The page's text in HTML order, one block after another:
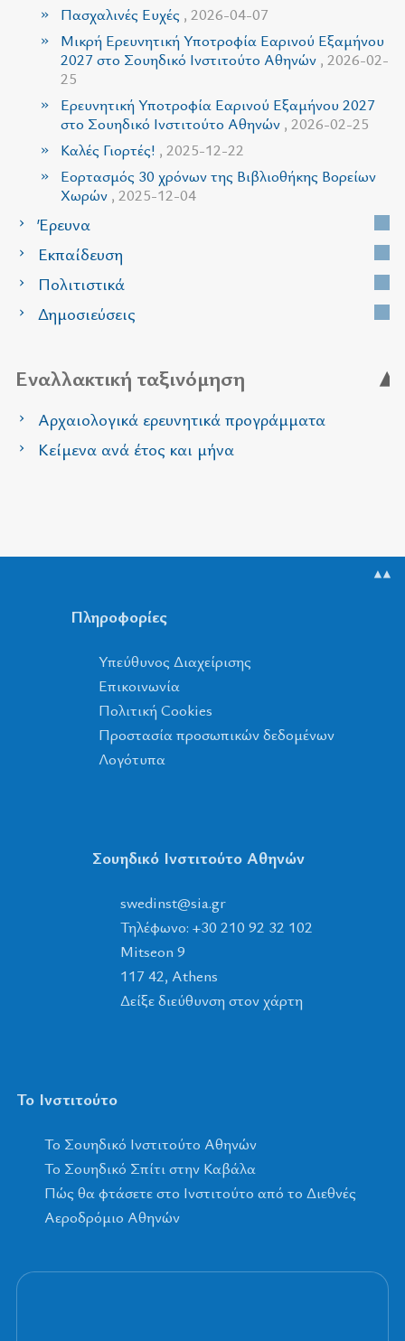
Πασχαλινές Ευχές , 2026-04-07
Μικρή Ερευνητική Υποτροφία Εαρινού Εξαμήνου
2027 στο Σουηδικό Ινστιτούτο Αθηνών , 2026-02-
25
Ερευνητική Υποτροφία Εαρινού Εξαμήνου 2027
στο Σουηδικό Ινστιτούτο Αθηνών , 2026-02-25
Καλές Γιορτές! , 2025-12-22
Εορτασμός 30 χρόνων της Βιβλιοθήκης Βορείων
Χωρών , 2025-12-04
Έρευνα
Εκπαίδευση
Πολιτιστικά
Δημοσιεύσεις
Εναλλακτική ταξινόμηση
Αρχαιολογικά ερευνητικά προγράμματα
Κείμενα ανά έτος και μήνα
▲▲
Πληροφορίες
Υπεύθυνος Διαχείρισης
Επικοινωνία
Πολιτική Cookies
Προστασία προσωπικών δεδομένων
Λογότυπα
Σουηδικό Ινστιτούτο Αθηνών
rg
.
ais
@
tsnidews
Τηλέφωνο: +30 210 92 32 102
Mitseon 9
117 42, Athens
Δείξε διεύθυνση στον χάρτη
Το Ινστιτούτο
To Σουηδικό Ινστιτούτο Αθηνών
Το Σουηδικό Σπίτι στην Καβάλα
Πώς θα φτάσετε στο Ινστιτούτο από το Διεθνές
Αεροδρόμιο Αθηνών